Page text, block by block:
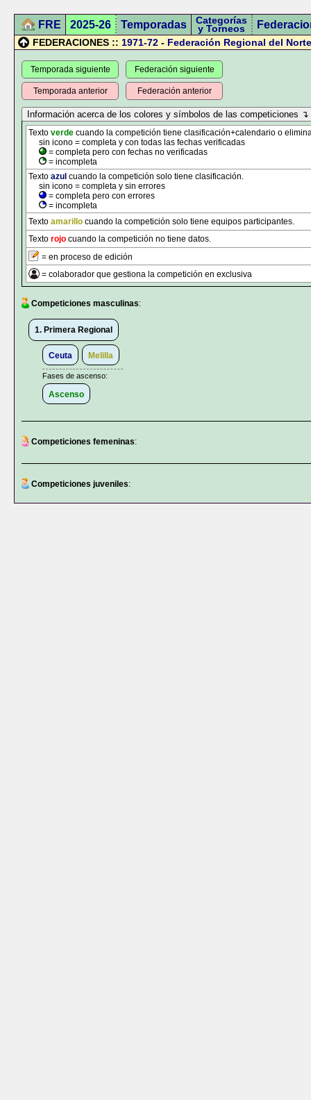
FRE 2025-26 Temporadas Categorías
y Torneos
FEDERACIONES :: 1971-72 - Federación Regional del
Temporada siguiente
Temporada anterior
Federación siguiente
Federación anterior
Texto verde cuando la competición tiene clasificación+calendario o
sin icono = completa y con todas las fechas verificadas
= completa pero con fechas no verificadas
= incompleta
Texto azul cuando la competición solo tiene clasificación.
sin icono = completa y sin errores
= completa pero con errores
= incompleta
Texto amarillo cuando la competición solo tiene equipos participantes.
Texto rojo cuando la competición no tiene datos.
= en proceso de edición
= colaborador que gestiona la competición en exclusiva
Competiciones masculinas:
1. Primera Regional
Ceuta Melilla
Fases de ascenso:
Ascenso
Competiciones femeninas:
Competiciones juveniles: